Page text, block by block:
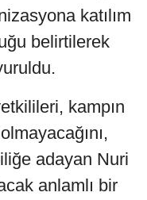
katılım
belirtilerek
kampın
adayan Nuri
anlamlı bir